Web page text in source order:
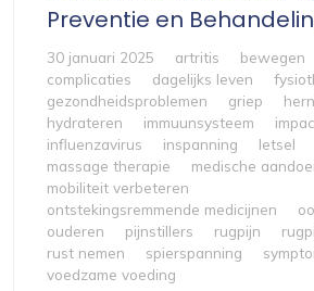
Preventie en
30 januari 2025 artritis bewegen
complicaties
dagelijks leven
gezondheidsproblemen
griep
hydrateren
immuunsysteem
influenzavirus
inspanning
letsel
massage therapie
medische
mobiliteit verbeteren
ontstekingsremmende medicijnen
ouderen
pijnstillers rugpijn
rust nemen
spierspanning
voedzame voeding